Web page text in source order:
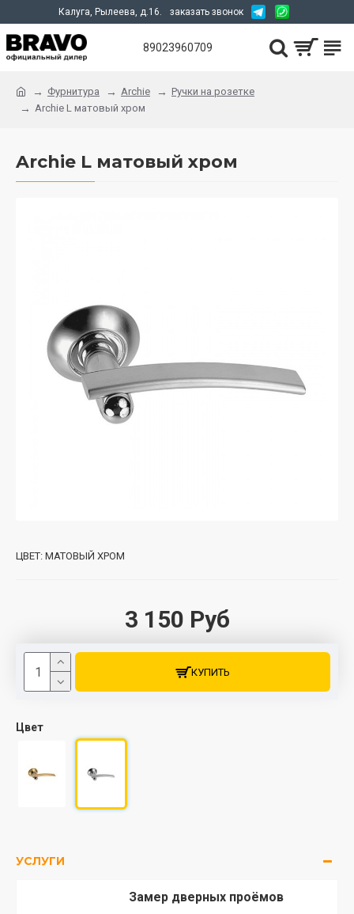
Калуга, Рылеева, д.16. заказать звонок
89023960709
Фурнитура Archie
Ручки на розетке
Archie L матовый хром
Archie L матовый хром
3 150 Руб
ЦВЕТ: МАТОВЫЙ ХРОМ
Цвет
КУПИТЬ
УСЛУГИ
Замер дверных проёмов